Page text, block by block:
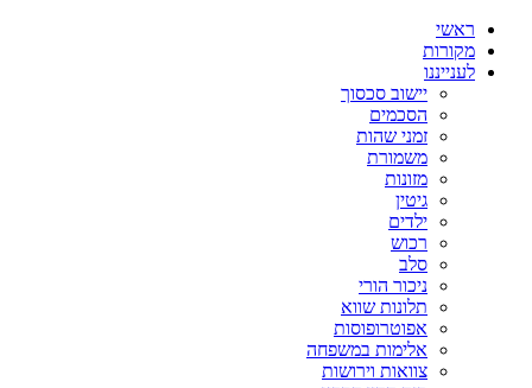
ראשי
מקורות
לענייננו
יישוב סכסוך
הסכמים
זמני שהות
משמורת
מזונות
גיטין
ילדים
רכוש
סלב
ניכור הורי
תלונות שווא
אפוטרופוסות
אלימות במשפחה
צוואות וירושות